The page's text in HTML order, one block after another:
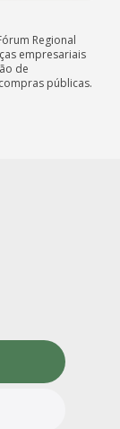
Regional
empresariais
de
públicas.